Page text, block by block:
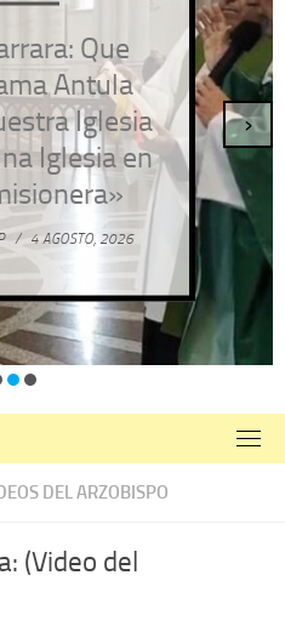
Que
Antula
Iglesia
Iglesia en
/ 4 AGOSTO, 2026
›
DEL ARZOBISPO
(Video del